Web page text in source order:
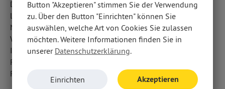
Diebstahlwarnanlage
LED-Scheinwerfer
Nebelscheinwerfer
Wegfahrsperre
ISOFIX Kindersitzbefestigung
Regensensor
Reifendruckkontrolle
Button "Akzeptieren" stimmen Sie der Verwendung
zu. Über den Button "Einrichten" können Sie
auswählen, welche Art von Cookies Sie zulassen
möchten. Weitere Informationen finden Sie in
unserer Datenschutzerklärung.
Einrichten Akzeptieren